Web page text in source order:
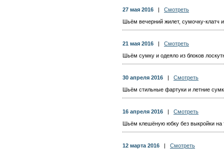
27 мая 2016
Смотреть
Шьём вечерний жилет, сумочку-клатч
21 мая 2016
Смотреть
Шьём сумку и одеяло из блоков
30 апреля 2016
Смотреть
Шьём стильные фартуки и летние
16 апреля 2016
Смотреть
Шьём клешёную юбку без выкройки на
12 марта 2016
Смотреть